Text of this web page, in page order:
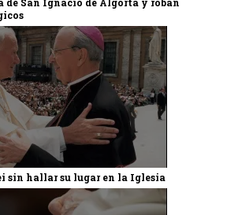
sin hallar su lugar en la Iglesia